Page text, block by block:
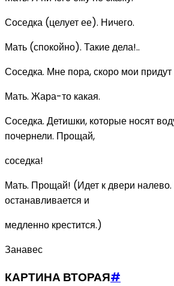
Соседка (целует ее). Ничего.
Мать (спокойно). Такие дела!..
Соседка. Мне пора, скоро мои придут
Мать. Жара-то какая.
Соседка. Детишки, которые носят
почернели. Прощай,
соседка!
Мать. Прощай! (Идет к двери налево.
останавливается и
медленно крестится.)
Занавес
КАРТИНА ВТОРАЯ#